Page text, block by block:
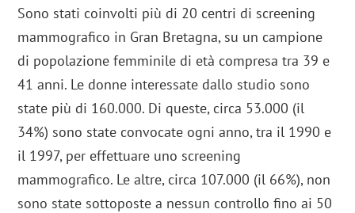
Sono stati coinvolti più di 20 centri di screening
mammografico in Gran Bretagna, su un campione
di popolazione femminile di età compresa tra 39 e
41 anni. Le donne interessate dallo studio sono
state più di 160.000. Di queste, circa 53.000 (il
34%) sono state convocate ogni anno, tra il 1990 e
il 1997, per effettuare uno screening
mammografico. Le altre, circa 107.000 (il 66%), non
sono state sottoposte a nessun controllo fino ai 50